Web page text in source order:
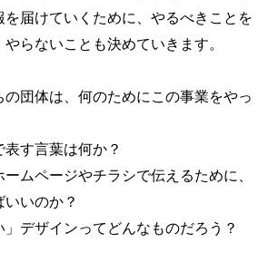
届けていくために、やるべきことを
らないことも決めていきます。
団体は、何のためにこの事業をやっ
す言葉は何か？
ムページやチラシで伝えるために、
いのか？
デザインってどんなものだろう？